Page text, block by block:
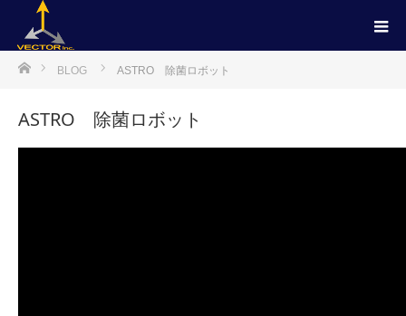
ホームBLOG ASTRO 除菌ロボット
ASTRO 除菌ロボット